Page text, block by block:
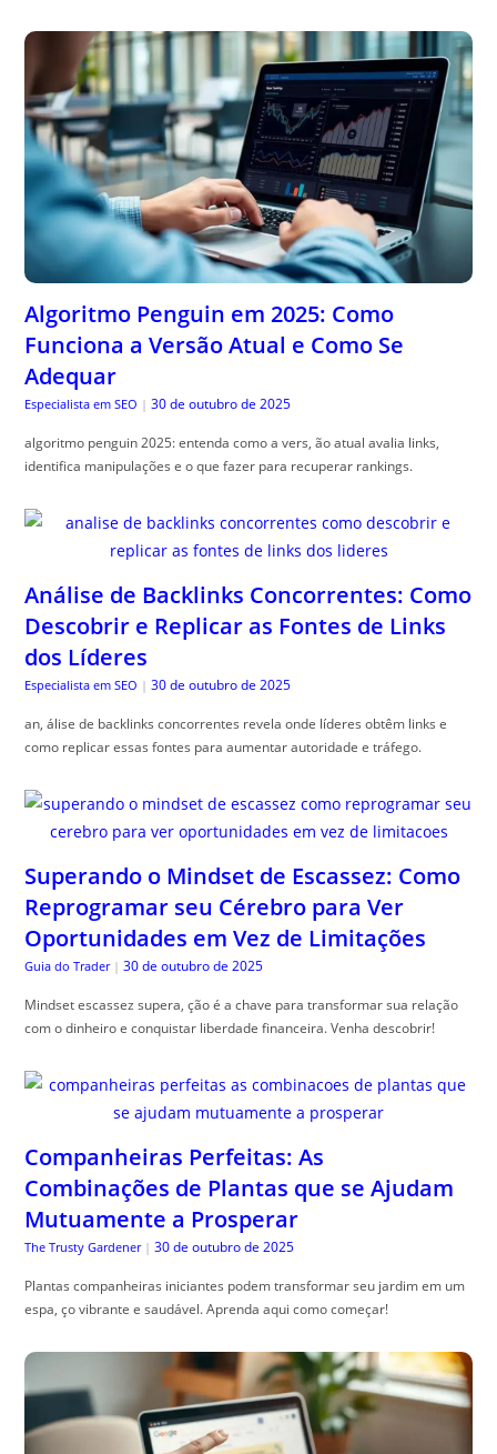
Algoritmo Penguin em 2025: Como
Funciona a Versão Atual e Como Se
Adequar
Especialista em SEO | 30 de outubro de 2025
algoritmo penguin 2025: entenda como a vers, ão atual avalia links,
identifica manipulações e o que fazer para recuperar rankings.
Análise de Backlinks Concorrentes: Como
Descobrir e Replicar as Fontes de Links
dos Líderes
Especialista em SEO | 30 de outubro de 2025
an, álise de backlinks concorrentes revela onde líderes obtêm links e
como replicar essas fontes para aumentar autoridade e tráfego.
Superando o Mindset de Escassez: Como
Reprogramar seu Cérebro para Ver
Oportunidades em Vez de Limitações
Guia do Trader | 30 de outubro de 2025
Mindset escassez supera, ção é a chave para transformar sua relação
com o dinheiro e conquistar liberdade financeira. Venha descobrir!
Companheiras Perfeitas: As
Combinações de Plantas que se Ajudam
Mutuamente a Prosperar
The Trusty Gardener | 30 de outubro de 2025
Plantas companheiras iniciantes podem transformar seu jardim em um
espa, ço vibrante e saudável. Aprenda aqui como começar!